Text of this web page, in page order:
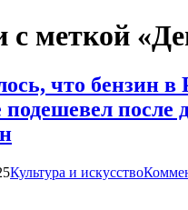
с меткой
что бензин в
после
Культура и искусство